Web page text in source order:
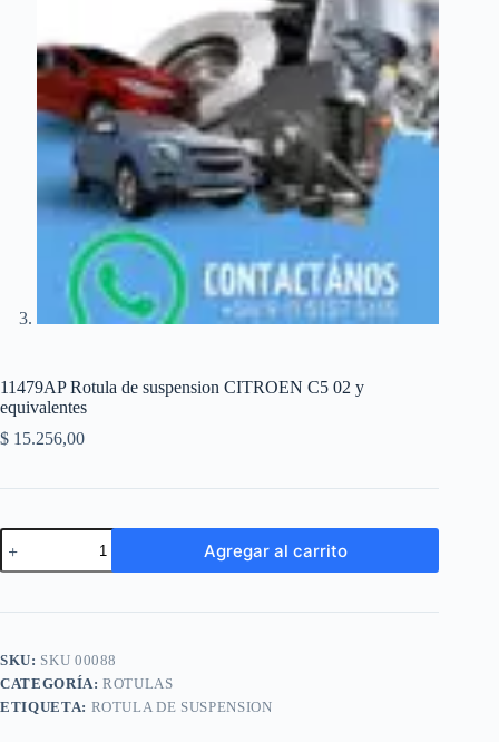
11479AP Rotula de suspension CITROEN C5 02 y
equivalentes
$ 15.256,00
11479AP
Rotula
de
CITROEN
y
equivalentes
cantidad
Agregar al carrito
r
n
a
SKU: SKU 00088
CATEGORÍA:ROTULAS
ETIQUETA: ROTULA DE SUSPENSION